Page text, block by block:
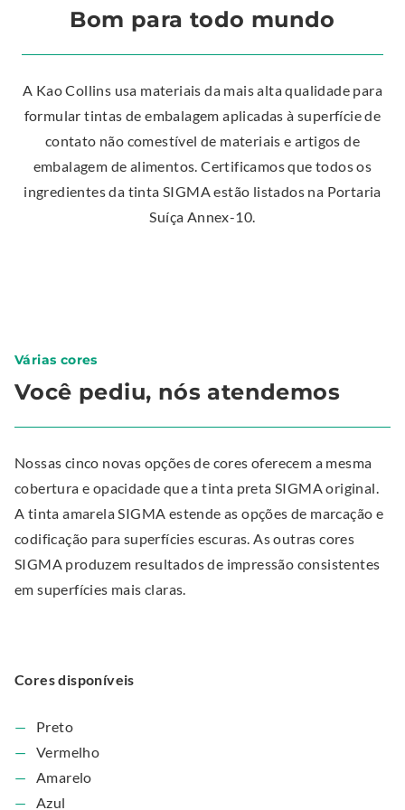
Bom para todo mundo
A Kao Collins usa materiais da mais alta qualidade para
formular tintas de embalagem aplicadas à superfície de
contato não comestível de materiais e artigos de
embalagem de alimentos. Certificamos que todos os
ingredientes da tinta SIGMA estão listados na Portaria
Suíça Annex-10.
Várias cores
Você pediu, nós atendemos
Nossas cinco novas opções de cores oferecem a mesma
cobertura e opacidade que a tinta preta SIGMA original.
A tinta amarela SIGMA estende as opções de marcação e
codificação para superfícies escuras. As outras cores
SIGMA produzem resultados de impressão consistentes
em superfícies mais claras.
Cores disponíveis
Preto
Vermelho
Amarelo
Azul